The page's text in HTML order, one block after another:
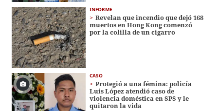
INFORME
Revelan que incendio que dejó 168
muertos en Hong Kong comenzó
por la colilla de un cigarro
CASO
Protegió a una fémina: policía
Luis López atendió caso de
violencia doméstica en SPS y le
quitaron la vida